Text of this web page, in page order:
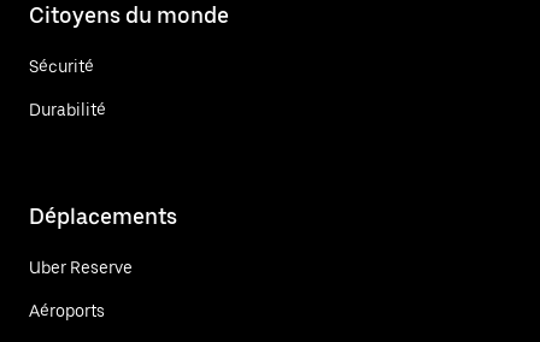
Citoyens du monde
Sécurité
Durabilité
Déplacements
Uber Reserve
Aéroports